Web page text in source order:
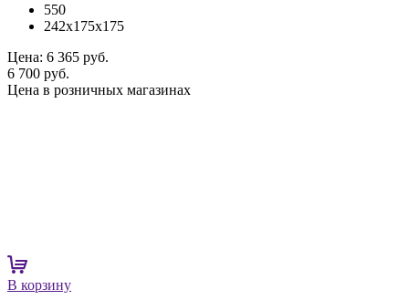
550
242x175x175
Цена: 6 365 руб.
6 700 руб.
Цена в розничных магазинах
В корзину